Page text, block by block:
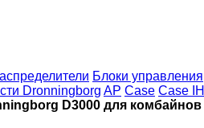
Блоки управления
Dronningborg AP Case Case IH
D3000 для комбайнов